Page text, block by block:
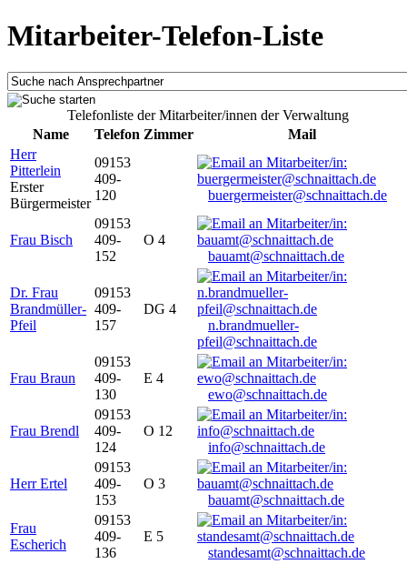
Mitarbeiter-Telefon-Liste
Telefonliste der Mitarbeiter/innen der Verwaltung
Name
Telefon Zimmer
Mail
Herr
Pitterlein
Erster
Bürgermeister
09153
409-
120
buergermeister@schnaittach.de
Frau Bisch
09153
409-
152
O 4
bauamt@schnaittach.de
Dr. Frau
Brandmüller-
Pfeil
09153
409-
157
DG 4
n.brandmueller-
pfeil@schnaittach.de
Frau Braun
09153
409-
130
E 4
ewo@schnaittach.de
Frau Brendl
09153
409-
124
O 12
info@schnaittach.de
Herr Ertel
09153
409-
153
O 3
bauamt@schnaittach.de
Frau
Escherich
09153
409-
136
E 5
standesamt@schnaittach.de